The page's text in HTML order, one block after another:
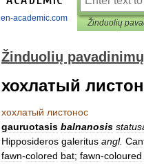
en-academic.com
Žinduolių
хохлатый
хохлатый листонос
gauruotasis balnanosis
Hipposideros galeritus angl.
fawn-colored bat; fawn-coloured